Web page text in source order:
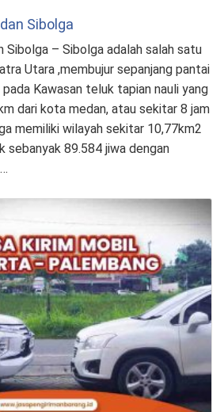
Sibolga
Sibolga – Sibolga adalah salah satu
Utara ,membujur sepanjang pantai
Kawasan teluk tapian nauli yang
dari kota medan, atau sekitar 8 jam
memiliki wilayah sekitar 10,77km2
sebanyak 89.584 jiwa dengan